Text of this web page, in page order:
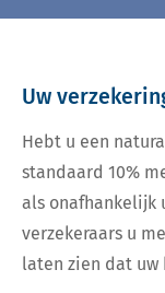
Uw
Hebt u een
standaard 10%
als onafhankelijk
verzekeraars u
laten zien dat uw